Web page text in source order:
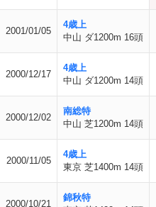
2001/01/05
4歳上
中山 ダ1200m 16頭
2000/12/17
4歳上
中山 ダ1200m 14頭
2000/12/02
南総特
中山 芝1200m 14頭
2000/11/05
4歳上
東京 芝1400m 14頭
2000/10/21
錦秋特